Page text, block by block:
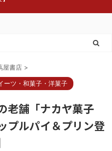
屋書店 >
ーツ・和菓子・洋菓子
老舗「ナカヤ菓子
プルパイ＆プリン登